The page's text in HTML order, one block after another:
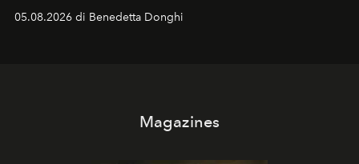
protagonisti del cinema, volti della cultura
contemporanea e storytelling d'autore, le maison
05.08.2026 di Benedetta Donghi
Magazines